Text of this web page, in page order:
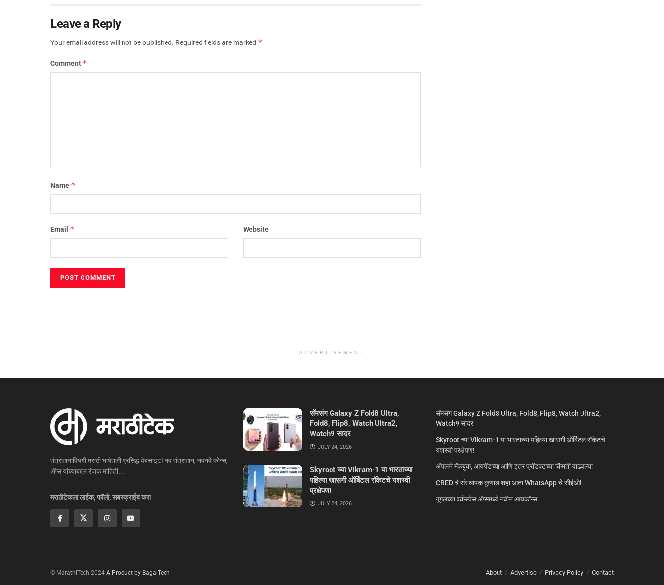
Leave a Reply
Your email address will not be published. Required fields are marked *
Comment *
Name *
Email * Website
ADVERTISEMENT
तंत्रज्ञानाविषयी मराठी भाषेतली प्रसिद्ध वेबसाइट! नवं तंत्रज्ञान, नवनवे फोन्स,
ॲप्स यांच्याबद्दल रंजक माहिती...
मराठीटेकला लाईक, फॉलो, सबस्क्राईब करा
सॅमसंग Galaxy Z Fold8 Ultra,
Fold8, Flip8, Watch Ultra2,
Watch9 सादर
JULY 24, 2026
Skyroot च्या Vikram-1 या भारताच्या
पहिल्या खासगी ऑर्बिटल रॉकेटचे यशस्वी
प्रक्षेपण!
JULY 24, 2026
सॅमसंग Galaxy Z Fold8 Ultra, Fold8, Flip8, Watch Ultra2,
Watch9 सादर
Skyroot च्या Vikram-1 या भारताच्या पहिल्या खासगी ऑर्बिटल रॉकेटचे
यशस्वी प्रक्षेपण!
ॲपलने मॅकबुक, आयपॅडच्या आणि इतर प्रॉडक्टच्या किंमती वाढवल्या
CRED चे संस्थापक कुणाल शहा आता WhatsApp चे सीईओ!
गूगलच्या वर्कस्पेस अ‍ॅप्समध्ये नवीन आयकॉन्स
About Advertise Privacy Policy Contact
© MarathiTech 2024 A Product by BagalTech